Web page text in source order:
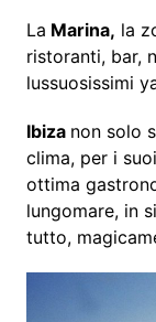
La Marina, la
ristoranti, bar,
lussuosissimi
Ibiza non solo
clima, per i
ottima
lungomare, in
tutto,